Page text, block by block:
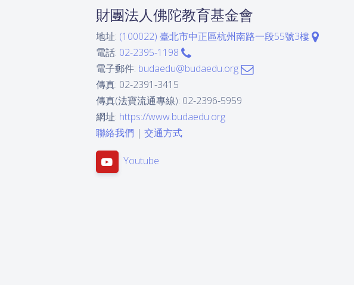
財團法人佛陀教育基金會
地址: (100022) 臺北市中正區杭州南路一段55號3樓
電話: 02-2395-1198
電子郵件: budaedu@budaedu.org
傳真: 02-2391-3415
傳真(法寶流通專線): 02-2396-5959
網址: https://www.budaedu.org
聯絡我們 | 交通方式
Youtube